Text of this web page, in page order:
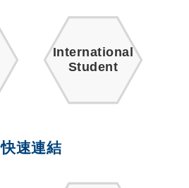
International
Student
快速連結